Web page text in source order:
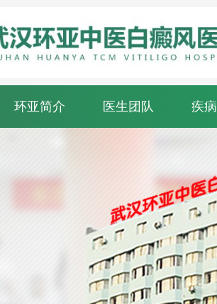
环亚简介 医生团队 疾